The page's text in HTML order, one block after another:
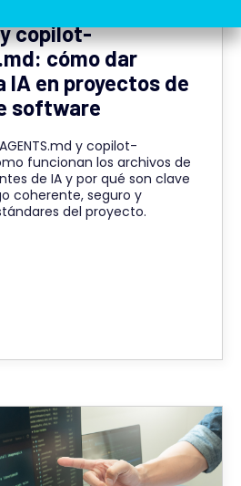
y copilot-
cómo dar
IA en proyectos de
software
y copilot-
funcionan los archivos de
de IA y por qué son clave
coherente, seguro y
del proyecto.